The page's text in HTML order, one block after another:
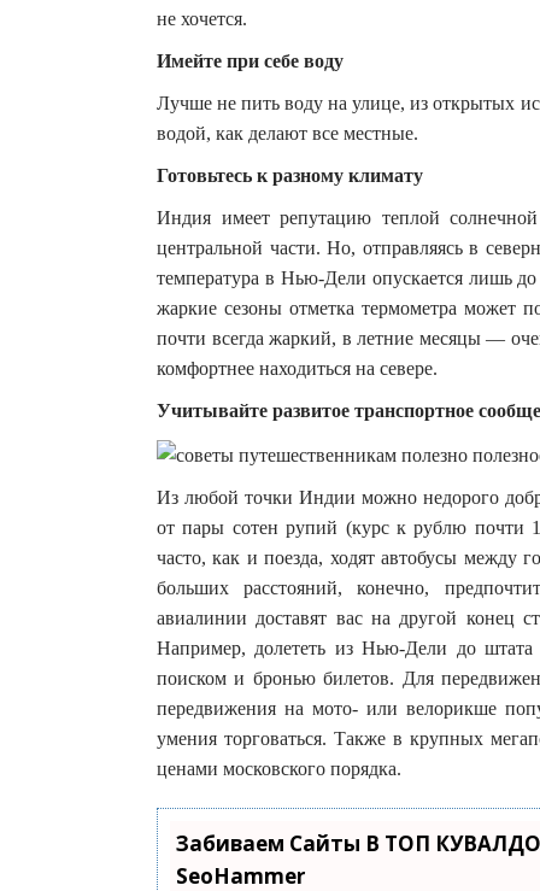
не хочется.
Имейте при себе воду
Лучше не пить воду на улице, из открытых
водой, как делают все местные.
Готовьтесь к разному климату
Индия имеет репутацию теплой
центральной части. Но, отправляясь в
температура в Нью-Дели опускается лишь
жаркие сезоны отметка термометра может
почти всегда жаркий, в летние месяцы —
комфортнее находиться на севере.
Учитывайте развитое транспортное
Из любой точки Индии можно недорого
от пары сотен рупий (курс к рублю почти
часто, как и поезда, ходят автобусы между
больших расстояний, конечно,
авиалинии доставят вас на другой конец
Например, долететь из Нью-Дели до штата
поиском и бронью билетов. Для
передвижения на мото- или велорикше
умения торговаться. Также в крупных
ценами московского порядка.
Забиваем Сайты В ТОП
SeoHammer